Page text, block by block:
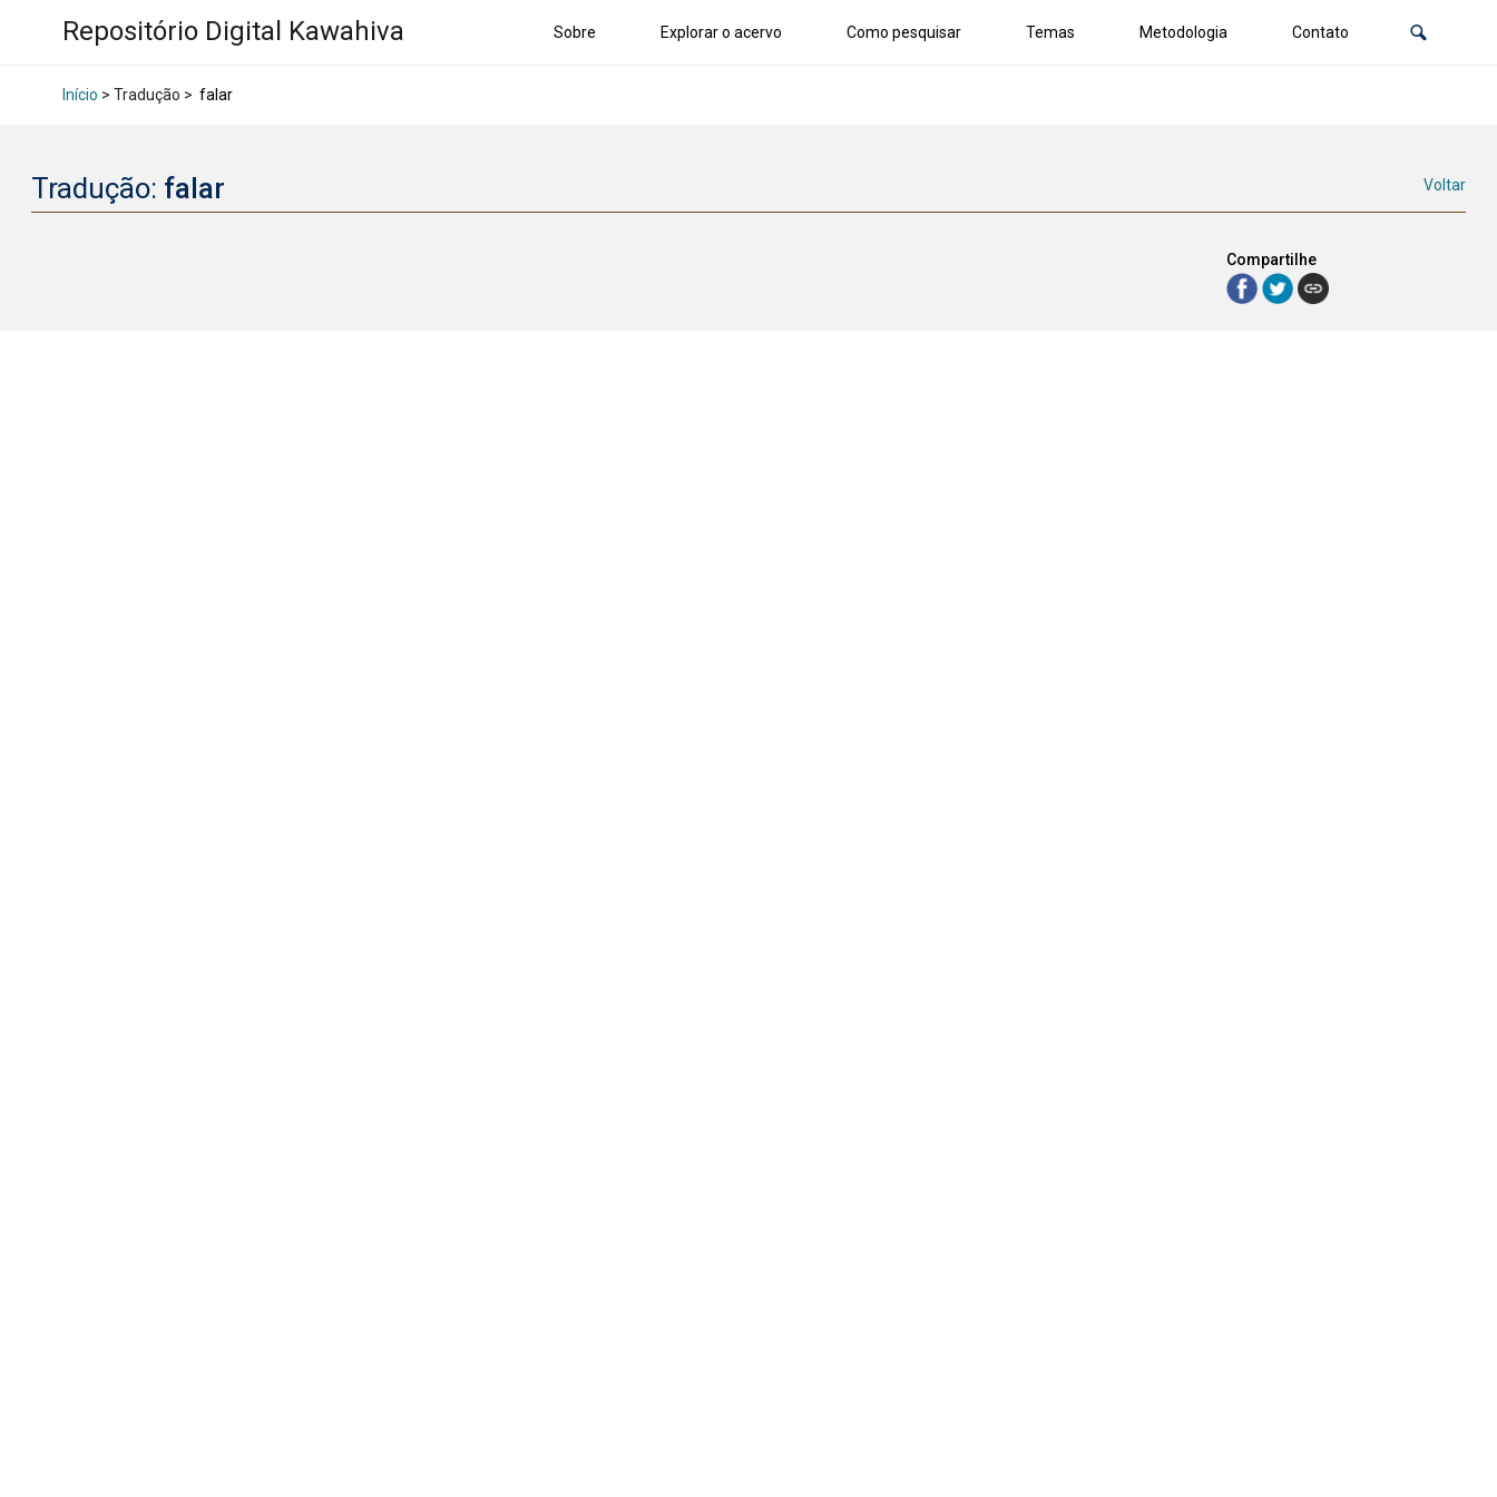
Repositório Digital Kawahiva Sobre Explorar o acervo Como pesquisar Temas Metodologia Contato
Início > Tradução > falar
Tradução: falar Voltar
Compartilhe